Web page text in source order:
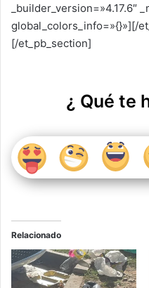
_builder_version=»4.17.6″
global_colors_info=»{}»][/
[/et_pb_section]
¿ Qué te
Relacionado